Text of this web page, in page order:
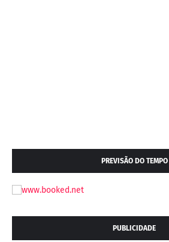
PREVISÃO DO TEMPO
PUBLICIDADE